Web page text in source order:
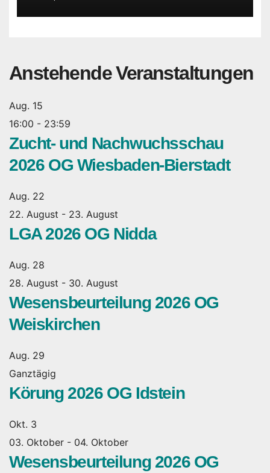
Anstehende Veranstaltungen
Aug. 15
16:00 - 23:59
Zucht- und Nachwuchsschau
2026 OG Wiesbaden-Bierstadt
Aug. 22
22. August - 23. August
LGA 2026 OG Nidda
Aug. 28
28. August - 30. August
Wesensbeurteilung 2026 OG
Weiskirchen
Aug. 29
Ganztägig
Körung 2026 OG Idstein
Okt. 3
03. Oktober - 04. Oktober
Wesensbeurteilung 2026 OG